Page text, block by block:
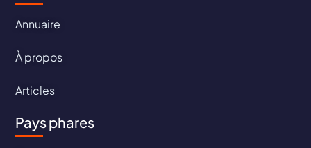
Annuaire
À propos
Articles
Pays phares